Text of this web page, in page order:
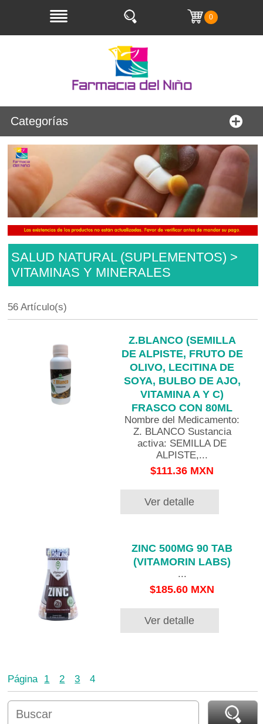
0
Categorías
SALUD NATURAL (SUPLEMENTOS) >
VITAMINAS Y MINERALES
56 Artículo(s)
Z.BLANCO (SEMILLA
DE ALPISTE, FRUTO DE
OLIVO, LECITINA DE
SOYA, BULBO DE AJO,
VITAMINA A Y C)
FRASCO CON 80ML
Nombre del Medicamento:
Z. BLANCO Sustancia
activa: SEMILLA DE
ALPISTE,...
$111.36 MXN
Ver detalle
ZINC 500MG 90 TAB
(VITAMORIN LABS)
...
$185.60 MXN
Ver detalle
Página 1 2 3 4